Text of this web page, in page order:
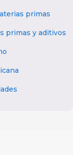
primas
primas y aditivos